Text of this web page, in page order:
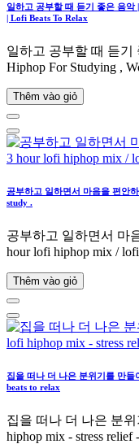
일하고 공부할 때 듣기 좋은 음
| Lofi Beats To Relax
일하고 공부할 때 듣기
Hiphop For Studying ,
Thêm vào giỏ
공부하고 일하면서 마음을 편안
study .
공부하고 일하면서 마
hour lofi hiphop mix /
Thêm vào giỏ
집을 떠나 더 나은 분위기를 만
beats to relax
집을 떠나 더 나은 분
hiphop mix - stress relief